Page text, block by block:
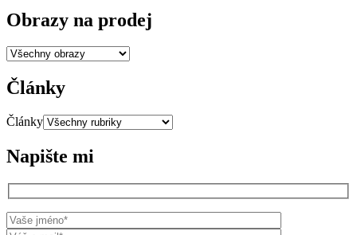
Obrazy na prodej
Články
Články
Napište mi